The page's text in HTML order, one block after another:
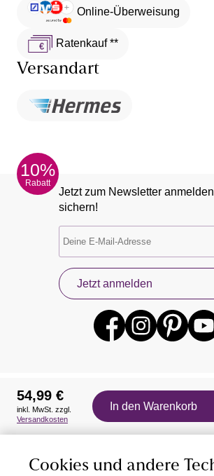
Online-Überweisung
Ratenkauf **
Versandart
10%
Rabatt
Jetzt zum Newsletter
sichern!
Jetzt anmelden
Auszeichnungen
54,99 €
inkl. MwSt. zzgl.
Versandkosten
In den Warenkorb
Cookies und andere